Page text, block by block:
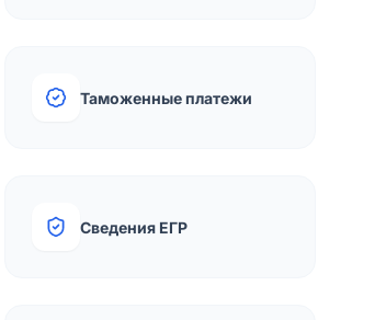
Таможенные платежи
Сведения ЕГР